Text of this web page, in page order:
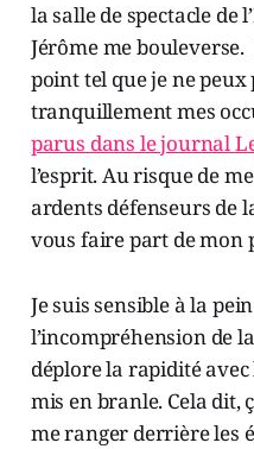
la salle de spectacle de
Jérôme me
point tel que je ne
tranquillement mes
parus dans le journal
l’esprit. Au risque de
ardents défenseurs de
vous faire part de mon
Je suis sensible à la
l’incompréhension de
déplore la rapidité avec
mis en branle. Cela dit,
me ranger derrière les